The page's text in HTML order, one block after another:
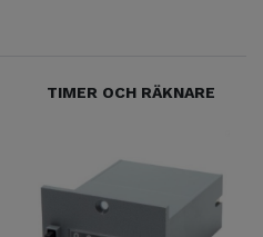
TIMER OCH RÄKNARE